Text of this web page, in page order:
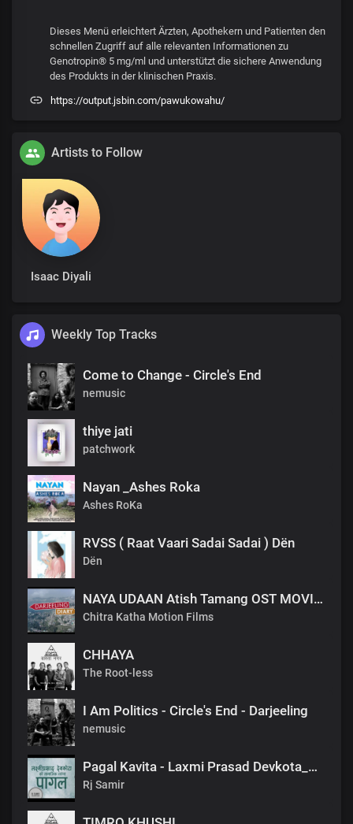
Dieses Menü erleichtert Ärzten, Apothekern und Patienten den
schnellen Zugriff auf alle relevanten Informationen zu
Genotropin® 5 mg/ml und unterstützt die sichere Anwendung
des Produkts in der klinischen Praxis.
https://output.jsbin.com/pawukowahu/
Artists to Follow
Isaac Diyali
Weekly Top Tracks
Come to Change - Circle's End
nemusic
thiye jati
patchwork
Nayan _Ashes Roka
Ashes RoKa
RVSS ( Raat Vaari Sadai Sadai ) Dën
Dën
NAYA UDAAN Atish Tamang OST MOVIE SONG DARJEELING DIARY.mp3
Chitra Katha Motion Films
CHHAYA
The Root-less
I Am Politics - Circle's End - Darjeeling
nemusic
Pagal Kavita - Laxmi Prasad Devkota_लक्ष्मी प्रसाद देवकोटाको मनछुने कविता पागल_RjSamirTheStoryteller
Rj Samir